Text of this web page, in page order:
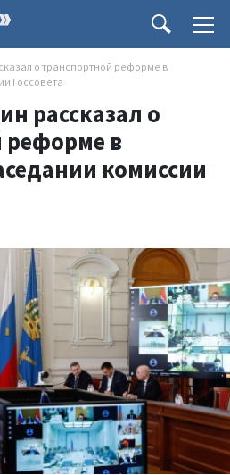
о транспортной реформе в
Госсовета
рассказал о
реформе в
комиссии